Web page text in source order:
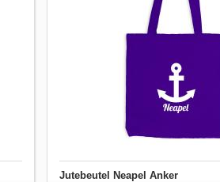
Jutebeutel Neapel Anker